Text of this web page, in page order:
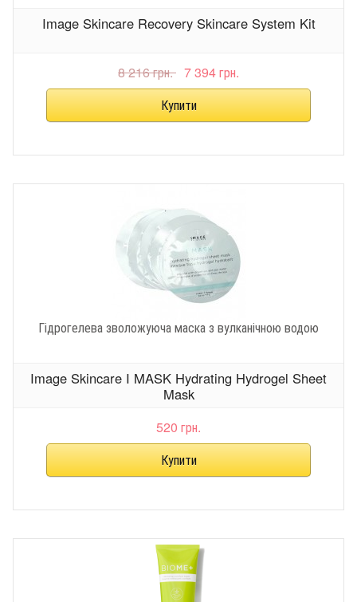
Image Skincare Recovery Skincare System Kit
8 216 грн. 7 394 грн.
Гідрогелева зволожуюча маска з вулканічною водою
Image Skincare I MASK Hydrating Hydrogel Sheet
Mask
520 грн.